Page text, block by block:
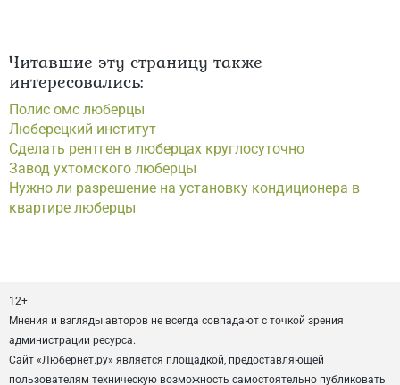
Читавшие эту страницу также
интересовались:
Полис омс люберцы
Люберецкий институт
Сделать рентген в люберцах круглосуточно
Завод ухтомского люберцы
Нужно ли разрешение на установку кондиционера в
квартире люберцы
12+
Мнения и взгляды авторов не всегда совпадают с точкой зрения
администрации ресурса.
Сайт «Любернет.ру» является площадкой, предоставляющей
пользователям техническую возможность самостоятельно публиковать